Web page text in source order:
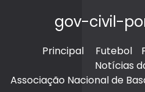
gov-civil-
Principal Futebol
Notícias
Associação Nacional de